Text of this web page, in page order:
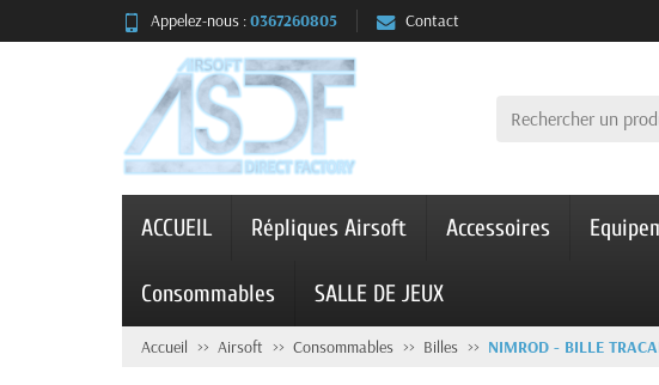
Appelez-nous :0367260805 Contact
ACCUEIL Répliques Airsoft Accessoires
Consommables SALLE DE JEUX
Accueil Airsoft Consommables Billes NIMROD - BILLE